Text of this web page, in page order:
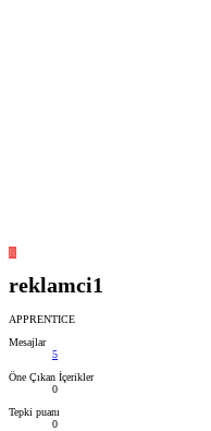
R
reklamci1
APPRENTICE
Mesajlar
5
Öne Çıkan İçerikler
0
Tepki puanı
0